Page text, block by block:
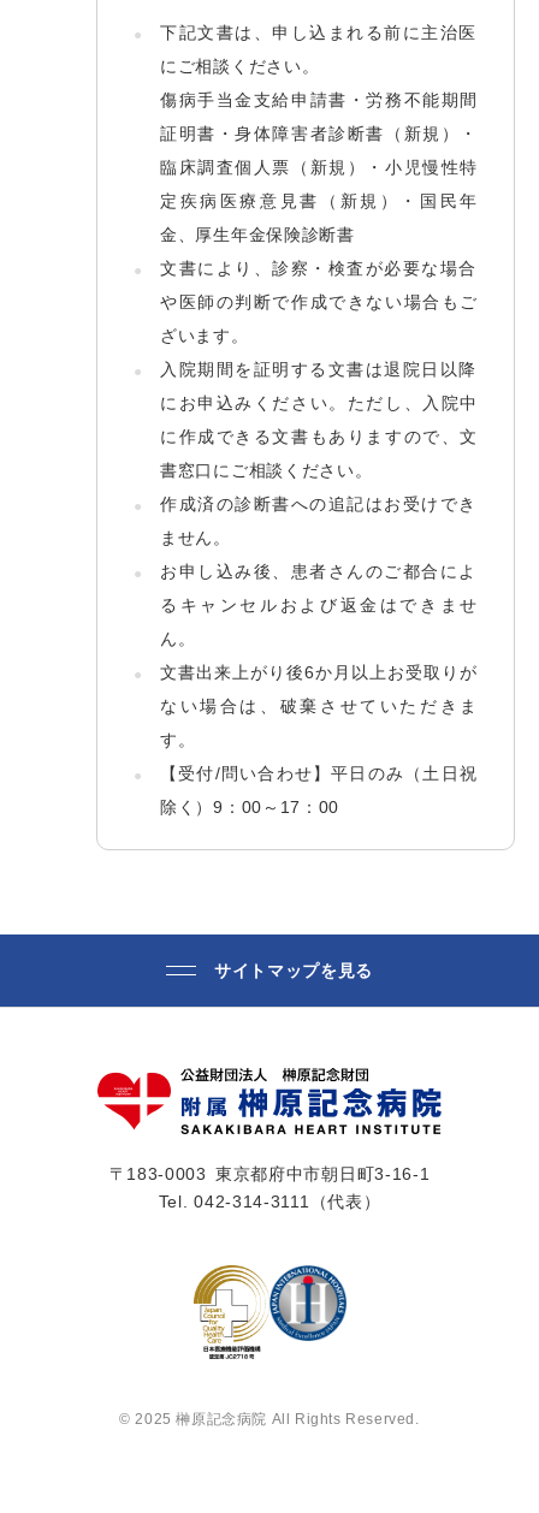
下記文書は、申し込まれる前に主治医
にご相談ください。
傷病手当金支給申請書・労務不能期間
証明書・身体障害者診断書（新規）・
臨床調査個人票（新規）・小児慢性特
定疾病医療意見書（新規）・国民年
金、厚生年金保険診断書
文書により、診察・検査が必要な場合
や医師の判断で作成できない場合もご
ざいます。
入院期間を証明する文書は退院日以降
にお申込みください。ただし、入院中
に作成できる文書もありますので、文
書窓口にご相談ください。
作成済の診断書への追記はお受けでき
ません。
お申し込み後、患者さんのご都合によ
るキャンセルおよび返金はできませ
ん。
文書出来上がり後6か月以上お受取りが
ない場合は、破棄させていただきま
す。
【受付/問い合わせ】平日のみ（土日祝
除く）9：00～17：00
サイトマップを見る
〒183-0003 東京都府中市朝日町3-16-1
Tel.042-314-3111 （代表）
© 2025 榊󠄀原記念病院 All Rights Reserved.